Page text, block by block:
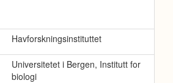
Havforskningsinstituttet
Universitetet i Bergen, Institutt for
biologi